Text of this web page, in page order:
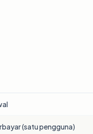
(satu pengguna)